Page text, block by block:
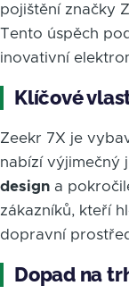
pojištění značky
Tento úspěch
inovativní
Klíčové
Zeekr 7X je
nabízí výjimečný
design a
zákazníků, kteří
dopravní
Dopad na